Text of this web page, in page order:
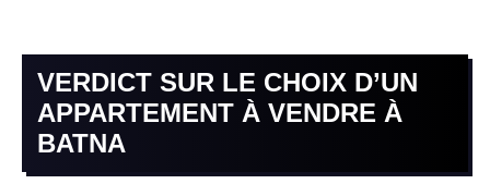
VERDICT SUR LE CHOIX D’UN
APPARTEMENT À VENDRE À
BATNA